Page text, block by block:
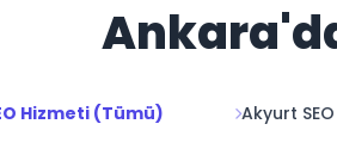
Hizmeti (Tümü) Akyurt